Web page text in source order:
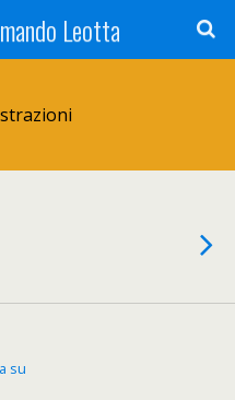
Leotta
su